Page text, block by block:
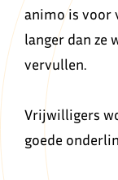
animo is voor
langer dan ze
vervullen.
Vrijwilligers
goede